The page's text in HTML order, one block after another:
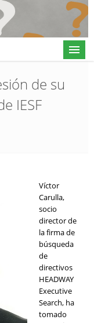
de su
IESF
Víctor
Carulla,
socio
director de
la firma de
búsqueda
de
directivos
HEADWAY
Executive
Search, ha
tomado